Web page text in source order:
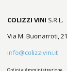
COLIZZI VINI S.R.L.
Via M. Buonarroti,
info@colizzivini.it